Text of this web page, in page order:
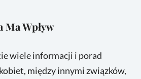
Ma Wpływ
wiele informacji i porad
między innymi związków,